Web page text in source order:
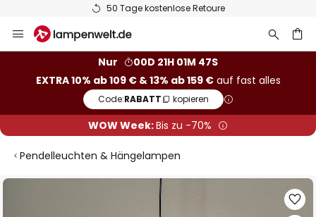
50 Tage kostenlose Retoure
Inhalt
Nur
00D 21H 01M 46S
EXTRA 10% ab 109 € & 13% ab 159 €auf fast alles
Code:RABATT kopieren
WOW Week:Bis zu -70%
Pendelleuchten & Hängelampen
Zum